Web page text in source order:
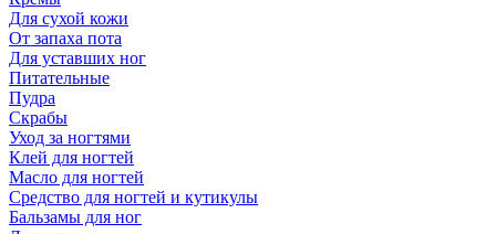
Для сухой кожи
От запаха пота
Для уставших ног
Питательные
Пудра
Скрабы
Уход за ногтями
Клей для ногтей
Масло для ногтей
Средство для ногтей и кутикулы
Бальзамы для ног